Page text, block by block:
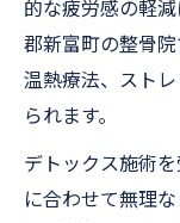
的な疲労感の軽
郡新富町の整骨
温熱療法、スト
られます。
デトックス施術
に合わせて無理